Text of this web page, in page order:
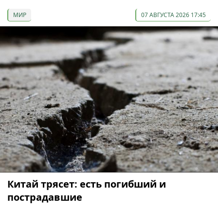
МИР 07 АВГУСТА 2026 17:45
Китай трясет: есть погибший и
пострадавшие